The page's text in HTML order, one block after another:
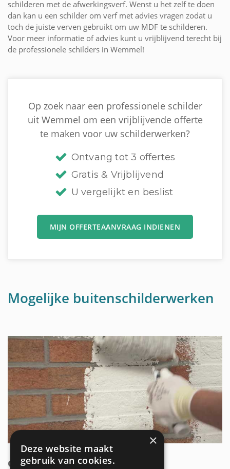
schilderen met de afwerkingsverf. Wenst u het zelf te doen
dan kan u een schilder om verf met advies vragen zodat u
toch de juiste verven gebruikt om uw MDF te schilderen.
Voor meer informatie of advies kunt u vrijblijvend terecht bij
de professionele schilders in Wemmel!
Op zoek naar een professionele schilder
uit Wemmel om een vrijblijvende offerte
te maken voor uw schilderwerken?
Ontvang tot 3 offertes
Gratis & Vrijblijvend
U vergelijkt en beslist
MIJN OFFERTEAANVRAAG INDIENEN
Mogelijke buitenschilderwerken
GEVEL SCHILDEREN
×
Deze website maakt
gebruik van cookies.